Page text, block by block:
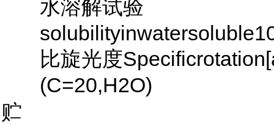
水溶解试验
比旋光度
(C=20,H2O)
贮